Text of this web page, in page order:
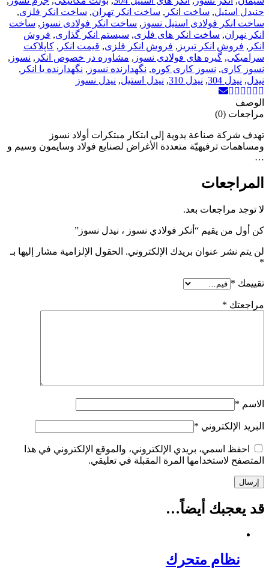
حنیدل استیل, ساخت انکر , ساخت انکر تهران, ساخت انکر فلزی,
ساخت انکر فولادی استیل نسوز , ساخت انکر فولادی نسوز , ساخت
انکر نهران, ساخت انکر های فلزی, سیستم انکر گذاری, فروش
انکر , فروش انکر تبریز , فروش انکر فلزی, قیمت انکر , کاپلاکت
سرامیکی, گیره های فولادی نسوز , مشاوره در خصوص انکر , نسوز ,
نسوز کاری, نسوز کاری کوره, نگهدارنده نسوز , نگهدارنده یا انکر ,
نیدل, نیدل 304 , نیدل 310 , نیدل استیل, نیدل نسوز
الوصف
مراجعات (0)
تهدف شركة صناعة يدوية إلى ابتكار مبتكرات أولاد نسوز
ومساهمات ترفيهيّة متعددة الأغراض لصنايع فولاد وسايمون وسيم و
…
المراجعات
لا توجد مراجعات بعد.
كن أول من يقيم “أنكر فولادي نسوز ، نيدل نسوز”
لن يتم نشر عنوان بريدك الإلكتروني. الحقول الإلزامية مشار إليها بـ
*
تقييمك *
مراجعتك *
الاسم *
البريد الإلكتروني *
احفظ اسمي، بريدي الإلكتروني، والموقع الإلكتروني في هذا
المتصفح لاستخدامها المرة المقبلة في تعليقي.
قد يعجبك أيضاً…
نظام متحرك